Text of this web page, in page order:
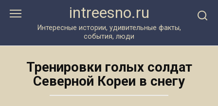
intreesno.ru
Интересные истории, удивительные факты,
события, люди
Тренировки голых солдат
Северной Кореи в снегу